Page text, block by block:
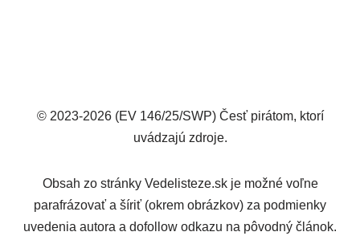
© 2023-2026 (EV 146/25/SWP) Česť pirátom, ktorí
uvádzajú zdroje.
Obsah zo stránky Vedelisteze.sk je možné voľne
parafrázovať a šíriť (okrem obrázkov) za podmienky
uvedenia autora a dofollow odkazu na pôvodný článok.